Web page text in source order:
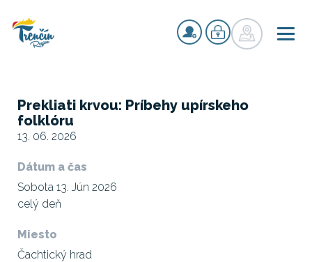
Prekliati krvou: Príbehy upírskeho
folklóru
13. 06. 2026
Dátum a čas
Sobota 13. Jún 2026
celý deň
Miesto
Čachtický hrad